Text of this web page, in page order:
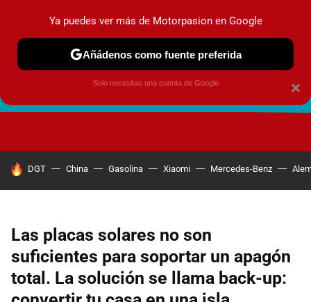
HOY SE HABLA DE
DGT China Gasolina Xiaomi Mercedes-Benz
Las placas solares no son
suficientes para soportar un apagón
total. La solución se llama back-up:
×
Ya puedes ver más de Motorpasion en Google
Añádenos como fuente preferida
Solo necesitas una cuenta de Google